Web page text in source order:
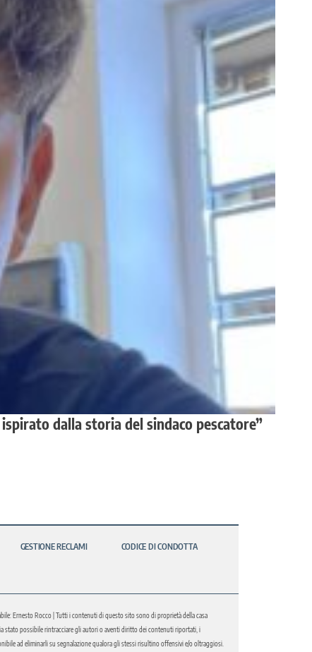
dalla storia del sindaco pescatore”
GESTIONE RECLAMI CODICE DI CONDOTTA
Ernesto Rocco | Tutti i contenuti di questo sito sono di proprietà della casa
stato possibile rintracciare gli autori o aventi diritto dei contenuti riportati, i
ad eliminarli su segnalazione qualora gli stessi risultino offensivi e/o oltraggiosi.